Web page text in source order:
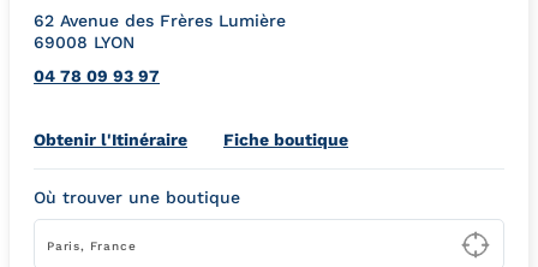
62 Avenue des Frères Lumière
69008 LYON
04 78 09 93 97
Obtenir l'ItinéraireLink Opens in New Tab
Fiche boutique
Où trouver une boutique